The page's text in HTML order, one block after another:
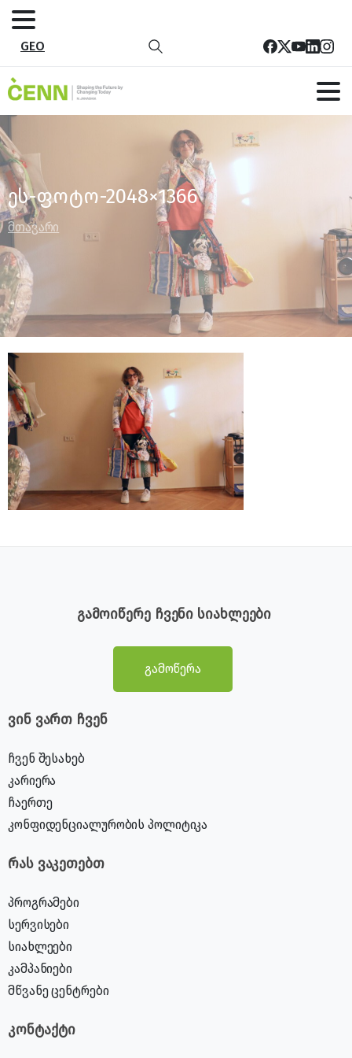
GEO
ეს-ფოტო-2048×1366
მთავარი
გამოიწერე ჩვენი სიახლეები
გამოწერა
ვინ ვართ ჩვენ
ჩვენ შესახებ
კარიერა
ჩაერთე
კონფიდენციალურობის პოლიტიკა
რას ვაკეთებთ
პროგრამები
სერვისები
სიახლეები
კამპანიები
მწვანე ცენტრები
კონტაქტი